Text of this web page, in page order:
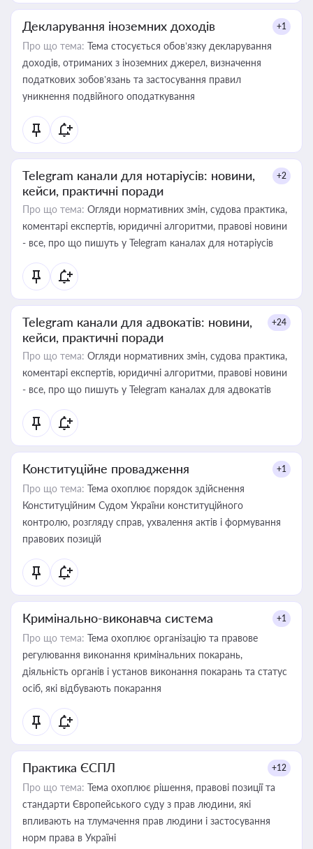
Декларування іноземних доходів +1
Про що тема: Тема стосується обов’язку декларування
доходів, отриманих з іноземних джерел, визначення
податкових зобов’язань та застосування правил
уникнення подвійного оподаткування
Telegram канали для нотаріусів: новини,
кейси, практичні поради
+2
Про що тема: Огляди нормативних змін, судова практика,
коментарі експертів, юридичні алгоритми, правові новини
- все, про що пишуть у Telegram каналах для нотаріусів
Telegram канали для адвокатів: новини,
кейси, практичні поради
+24
Про що тема: Огляди нормативних змін, судова практика,
коментарі експертів, юридичні алгоритми, правові новини
- все, про що пишуть у Telegram каналах для адвокатів
Конституційне провадження +1
Про що тема: Тема охоплює порядок здійснення
Конституційним Судом України конституційного
контролю, розгляду справ, ухвалення актів і формування
правових позицій
Кримінально-виконавча система +1
Про що тема: Тема охоплює організацію та правове
регулювання виконання кримінальних покарань,
діяльність органів і установ виконання покарань та статус
осіб, які відбувають покарання
Практика ЄСПЛ +12
Про що тема: Тема охоплює рішення, правові позиції та
стандарти Європейського суду з прав людини, які
впливають на тлумачення прав людини і застосування
норм права в Україні